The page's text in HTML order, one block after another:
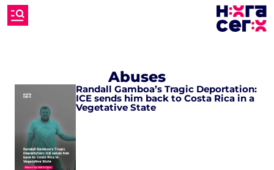
Abuses
Randall Gamboa’s Tragic Deportation:
ICE sends him back to Costa Rica in a
Vegetative State